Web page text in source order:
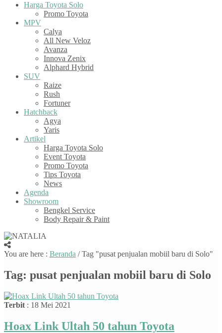
Harga Toyota Solo
Promo Toyota
MPV
Calya
All New Veloz
Avanza
Innova Zenix
Alphard Hybrid
SUV
Raize
Rush
Fortuner
Hatchback
Agya
Yaris
Artikel
Harga Toyota Solo
Event Toyota
Promo Toyota
Tips Toyota
News
Agenda
Showroom
Bengkel Service
Body Repair & Paint
You are here : Beranda /Tag "pusat penjualan mobiil baru di Solo"
Tag: pusat penjualan mobiil baru di Solo
Terbit : 18 Mei 2021
Hoax Link Ultah 50 tahun Toyota